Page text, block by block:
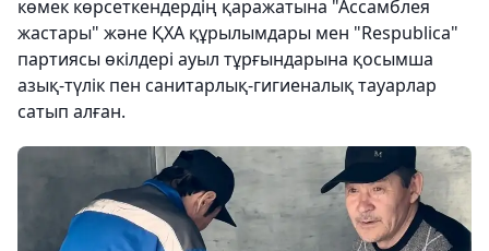
көмек көрсеткендердің қаражатына "Ассамблея
жастары" және ҚХА құрылымдары мен "Respublica"
партиясы өкілдері ауыл тұрғындарына қосымша
азық-түлік пен санитарлық-гигиеналық тауарлар
сатып алған.